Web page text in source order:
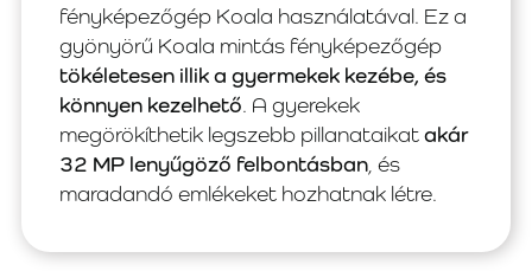
fényképezőgép Koala használatával. Ez a
gyönyörű Koala mintás fényképezőgép
tökéletesen illik a gyermekek kezébe, és
könnyen kezelhető. A gyerekek
megörökíthetik legszebb pillanataikatakár
32 MP lenyűgöző felbontásban , és
maradandó emlékeket hozhatnak létre.